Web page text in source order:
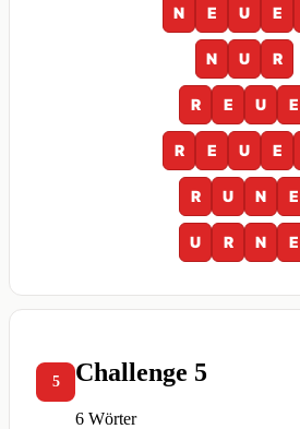
N E U E
N U R
R E U E
R E U E
R U N E
U R N E
5 Challenge 5
6 Wörter